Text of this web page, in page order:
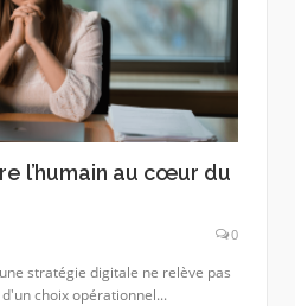
l’humain au cœur du
0
stratégie digitale ne relève pas
choix opérationnel...